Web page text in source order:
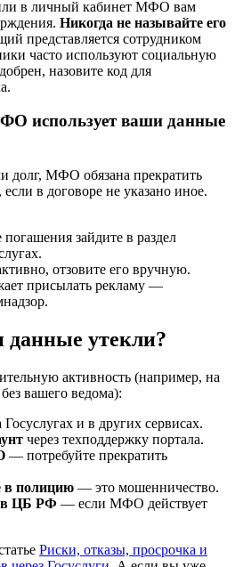
в личный кабинет МФО вам
Никогда не называйте его
представляется сотрудником
часто используют социальную
назовите код для
использует ваши данные
долг, МФО обязана прекратить
в договоре не указано иное.
зайдите в раздел
отзовите его вручную.
присылать рекламу —
данные утекли?
активность (например, на
вашего ведома):
Госуслугах и в других сервисах.
через техподдержку портала.
— потребуйте прекратить
в полицию — это мошенничество.
в ЦБ РФ — если МФО действует
Риски, отказы, просрочка и